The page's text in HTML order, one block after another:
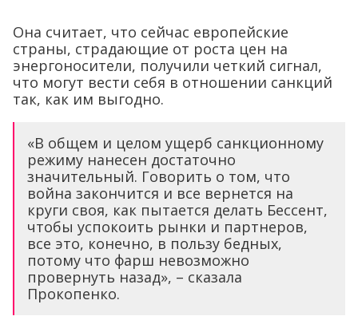
Она считает, что сейчас европейские
страны, страдающие от роста цен на
энергоносители, получили четкий сигнал,
что могут вести себя в отношении санкций
так, как им выгодно.
«В общем и целом ущерб санкционному
режиму нанесен достаточно
значительный. Говорить о том, что
война закончится и все вернется на
круги своя, как пытается делать Бессент,
чтобы успокоить рынки и партнеров,
все это, конечно, в пользу бедных,
потому что фарш невозможно
провернуть назад», – сказала
Прокопенко.